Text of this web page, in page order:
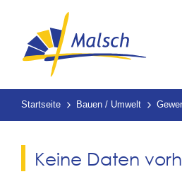
Startseite Bauen / Umwelt
Keine Daten